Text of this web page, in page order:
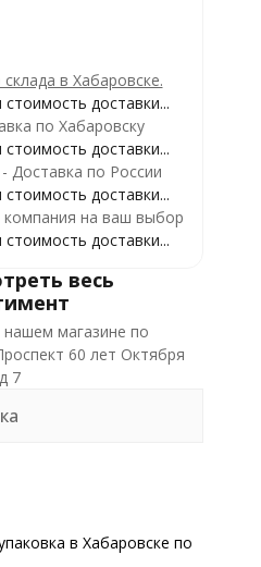
в Хабаровске.
доставки...
по Хабаровску
доставки...
Доставка по России
доставки...
компания на ваш выбор
доставки...
весь
магазине по
60 лет Октября
7
в Хабаровске по